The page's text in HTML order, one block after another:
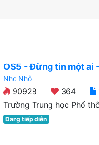
OS5 - Đừng tin một ai
Nho Nhỏ
90928 364
Trường Trung học Phổ
Đang tiếp diễn